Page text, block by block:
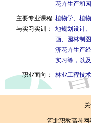
花卉生产和
主要专业课程
与实习实训：
植物学、植
地规划设计
画、园林制
济花卉生产
实习等，以
职业面向： 林业工程技
河北职教高考